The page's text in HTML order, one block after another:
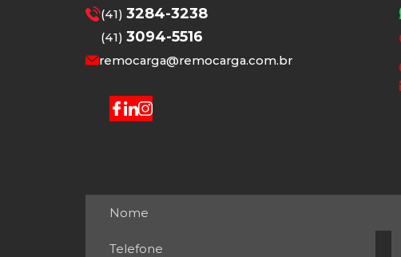
(41) 3284-3238
(41) 3094-5516
remocarga@remocarga.com.br